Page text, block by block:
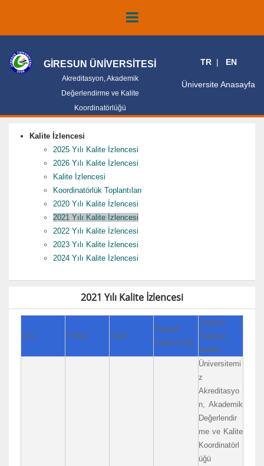
GİRESUN ÜNİVERSİTESİ
Akreditasyon, Akademik
Değerlendirme ve Kalite
Koordinatörlüğü
TR EN
Üniversite Anasayfa
Kalite İzlencesi
2025 Yılı Kalite İzlencesi
2026 Yılı Kalite İzlencesi
Kalite İzlencesi
Koordinatörlük Toplantıları
2020 Yılı Kalite İzlencesi
2021 Yılı Kalite İzlencesi
2022 Yılı Kalite İzlencesi
2023 Yılı Kalite İzlencesi
2024 Yılı Kalite İzlencesi
2021 Yılı Kalite İzlencesi
Sıra Yıl/No Tarih
Toplantı /
Faaliyet Adı
Toplantı /
Faaliyet
Notları
Üniversitemi
z
Akreditasyo
n, Akademik
Değerlendir
me ve Kalite
Koordinatörl
üğü